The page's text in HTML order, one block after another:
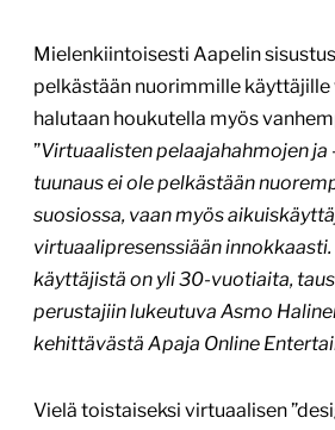
Mielenkiintoisesti Aapelin
pelkästään nuorimmille käyttäjille
halutaan houkutella myös
”Virtuaalisten pelaajahahmojen ja
tuunaus ei ole pelkästään
suosiossa, vaan myös
virtuaalipresenssiään
käyttäjistä on yli 30-vuotiaita,
perustajiin lukeutuva Asmo
kehittävästä Apaja Online
Vielä toistaiseksi virtuaalisen